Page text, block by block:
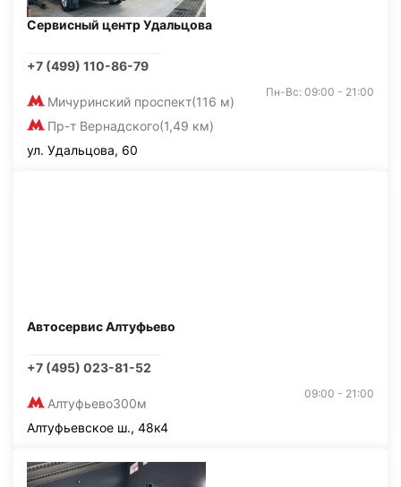
Сервисный центр Удальцова
+7 (499) 110-86-79
Мичуринский проспект(116 м)
Пр-т Вернадского(1,49 км)
Пн-Вс: 09:00 - 21:00
ул. Удальцова, 60
Автосервис Алтуфьево
+7 (495) 023-81-52
Алтуфьево300м
09:00 - 21:00
Алтуфьевское ш., 48к4